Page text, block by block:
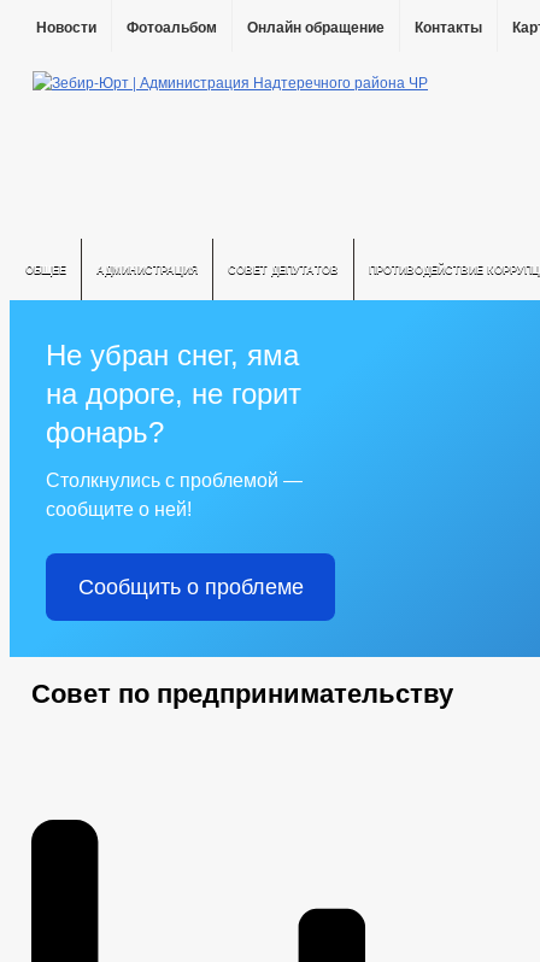
Новости Фотоальбом Онлайн обращение Контакты
ОБЩЕЕ АДМИНИСТРАЦИЯ СОВЕТ ДЕПУТАТОВ ПРОТИВОДЕЙСТВИЕ
Не убран снег, яма
на дороге, не горит
фонарь?
Столкнулись с проблемой —
сообщите о ней!
Сообщить о проблеме
Совет по предпринимательству